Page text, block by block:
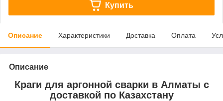
Купить
Описание Характеристики Доставка Оплата
Описание
Краги для аргонной сварки в Алматы с
доставкой по Казахстану